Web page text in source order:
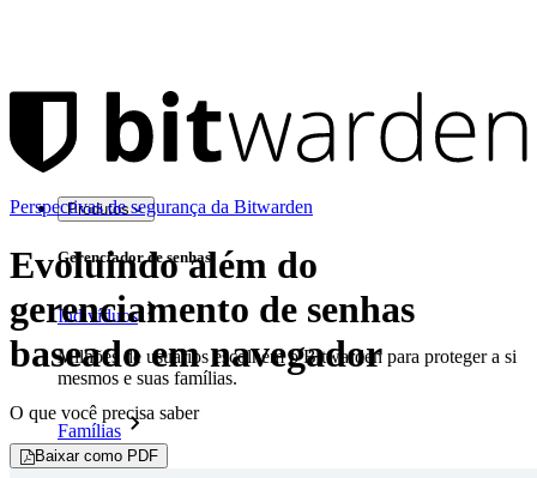
Produtos
Gerenciador de senhas
Indivíduos
Milhões de usuários escolhem o Bitwarden para proteger a si
mesmos e suas famílias.
Famílias
Empresas
Perspectivas de segurança da Bitwarden
Evoluindo além do
gerenciamento de senhas
baseado em navegador
O que você precisa saber
Baixar como PDF